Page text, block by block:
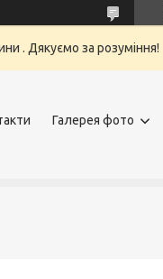
. Дякуємо за розуміння!
Галерея фото